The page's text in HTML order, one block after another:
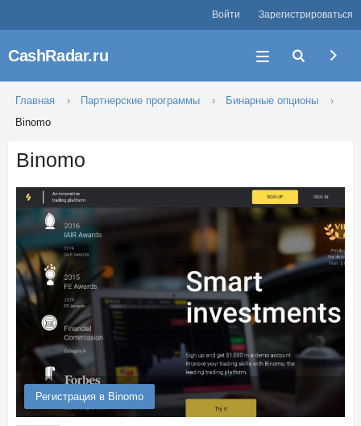
Войти Зарегистрироваться
CashRadar.ru
Главная Партнерские программы
Бинарные опционы
Binomo
Binomo
Регистрация в Binomo